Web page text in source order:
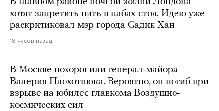
хотят запретить пить в пабах стоя. Идею уже
раскритиковал мэр города Садик Хан
18 часов назад
В Москве похоронили генерал-майора
Валерия Плохотнюка. Вероятно, он погиб при
взрыве на юбилее главкома Воздушно-
космических сил